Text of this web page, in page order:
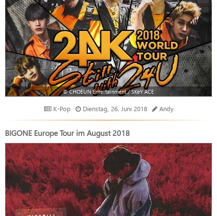
© CHOEUN Entertainment / SKeY ACE
K-Pop Dienstag, 26. Juni 2018 Andy
BIGONE Europe Tour im August 2018